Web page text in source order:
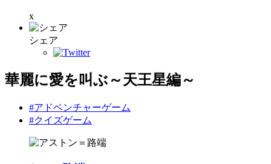
x
シェア
華麗に愛を叫ぶ～天王星編～
#アドベンチャーゲーム
#クイズゲーム